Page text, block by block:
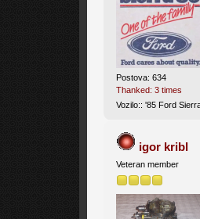
Postova: 634
Thanked: 3 times
Vozilo:: '85 Ford
igor kribl
Veteran member